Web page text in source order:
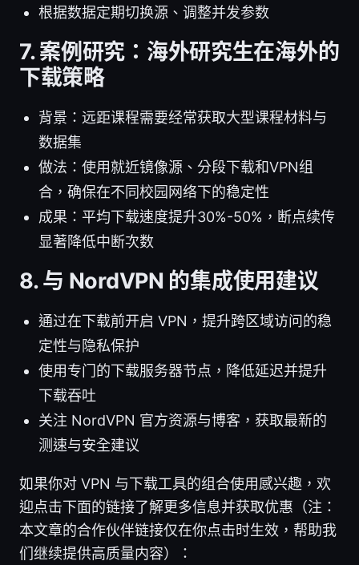
根据数据定期切换源、调整并发参数
7. 案例研究：海外研究生在海外的
下载策略
背景：远距课程需要经常获取大型课程材料与
数据集
做法：使用就近镜像源、分段下载和VPN组
合，确保在不同校园网络下的稳定性
成果：平均下载速度提升30%-50%，断点续传
显著降低中断次数
8. 与 NordVPN 的集成使用建议
通过在下载前开启 VPN，提升跨区域访问的稳
定性与隐私保护
使用专门的下载服务器节点，降低延迟并提升
下载吞吐
关注 NordVPN 官方资源与博客，获取最新的
测速与安全建议
如果你对 VPN 与下载工具的组合使用感兴趣，欢
迎点击下面的链接了解更多信息并获取优惠（注：
本文章的合作伙伴链接仅在你点击时生效，帮助我
们继续提供高质量内容）：